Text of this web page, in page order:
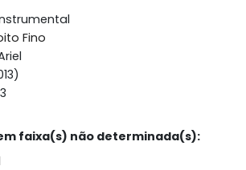
Fino
faixa(s) não determinada(s):